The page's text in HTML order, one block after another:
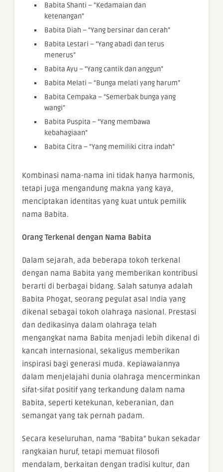
Babita Shanti – “Kedamaian dan
ketenangan”
Babita Diah – “Yang bersinar dan cerah”
Babita Lestari – “Yang abadi dan terus
menerus”
Babita Ayu – “Yang cantik dan anggun”
Babita Melati – “Bunga melati yang harum”
Babita Cempaka – “Semerbak bunga yang
wangi”
Babita Puspita – “Yang membawa
kebahagiaan”
Babita Citra – “Yang memiliki citra indah”
Kombinasi nama-nama ini tidak hanya harmonis,
tetapi juga mengandung makna yang kaya,
menciptakan identitas yang kuat untuk pemilik
nama Babita.
Orang Terkenal dengan Nama Babita
Dalam sejarah, ada beberapa tokoh terkenal
dengan nama Babita yang memberikan kontribusi
berarti di berbagai bidang. Salah satunya adalah
Babita Phogat, seorang pegulat asal India yang
dikenal sebagai tokoh olahraga nasional. Prestasi
dan dedikasinya dalam olahraga telah
mengangkat nama Babita menjadi lebih dikenal di
kancah internasional, sekaligus memberikan
inspirasi bagi generasi muda. Kepiawaiannya
dalam menjelajahi dunia olahraga mencerminkan
sifat-sifat positif yang terkandung dalam nama
Babita, seperti ketekunan, keberanian, dan
semangat yang tak pernah padam.
Secara keseluruhan, nama “Babita” bukan sekadar
rangkaian huruf, tetapi memuat filosofi
mendalam, berkaitan dengan tradisi kultur, dan